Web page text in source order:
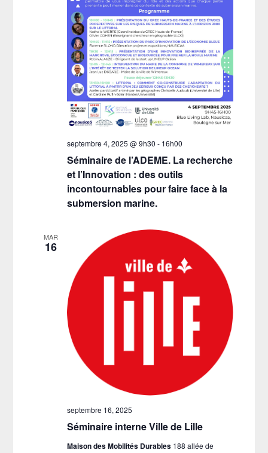
Séminaire de l’ADEME. La recherche
et l’Innovation : des outils
incontournables pour faire face à la
submersion marine.
septembre 4, 2025 @ 9h30 - 16h00
MAR
16
Séminaire interne Ville de Lille
septembre 16, 2025
Maison des Mobilités Durables 188 allée de